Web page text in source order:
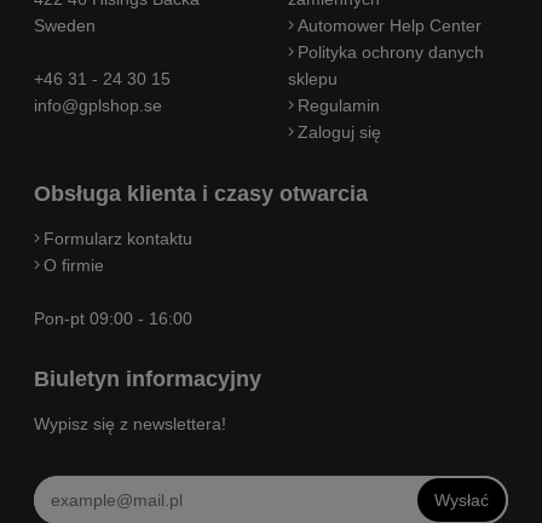
Sweden
+46 31 - 24 30 15
info@gplshop.se
Automower Help Center
Polityka ochrony danych
sklepu
Regulamin
Zaloguj się
Obsługa klienta i czasy otwarcia
Formularz kontaktu
O firmie
Pon-pt 09:00 - 16:00
Biuletyn informacyjny
Wypisz się z newslettera!
Wysłać